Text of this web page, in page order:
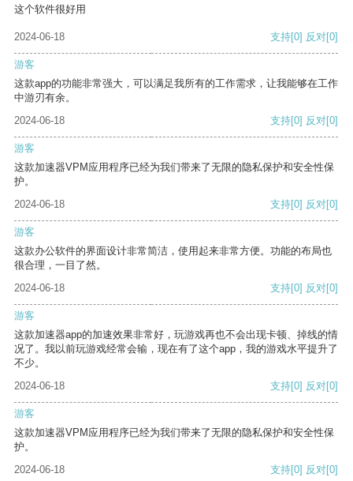
这个软件很好用
2024-06-18 支持[0] 反对[0]
游客
这款app的功能非常强大，可以满足我所有的工作需求，让我能够在工作
中游刃有余。
2024-06-18
支持[0] 反对[0]
游客
这款加速器VPM应用程序已经为我们带来了无限的隐私保护和安全性保
护。
2024-06-18
支持[0] 反对[0]
游客
这款办公软件的界面设计非常简洁，使用起来非常方便。功能的布局也
很合理，一目了然。
2024-06-18
支持[0] 反对[0]
游客
这款加速器app的加速效果非常好，玩游戏再也不会出现卡顿、掉线的情
况了。我以前玩游戏经常会输，现在有了这个app，我的游戏水平提升了
不少。
2024-06-18
支持[0] 反对[0]
游客
这款加速器VPM应用程序已经为我们带来了无限的隐私保护和安全性保
护。
2024-06-18
支持[0] 反对[0]